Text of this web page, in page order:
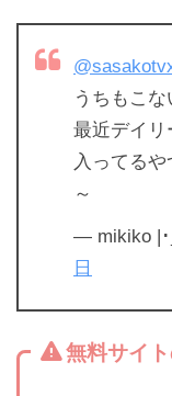
うちもこ
最近デイリ
入ってる
～
— mikiko |･
日
無料サイ